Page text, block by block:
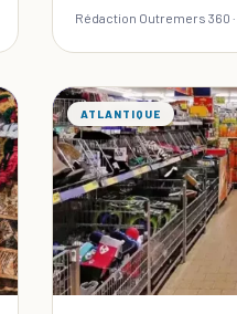
Rédaction Outremers 360 ·
ATLANTIQUE